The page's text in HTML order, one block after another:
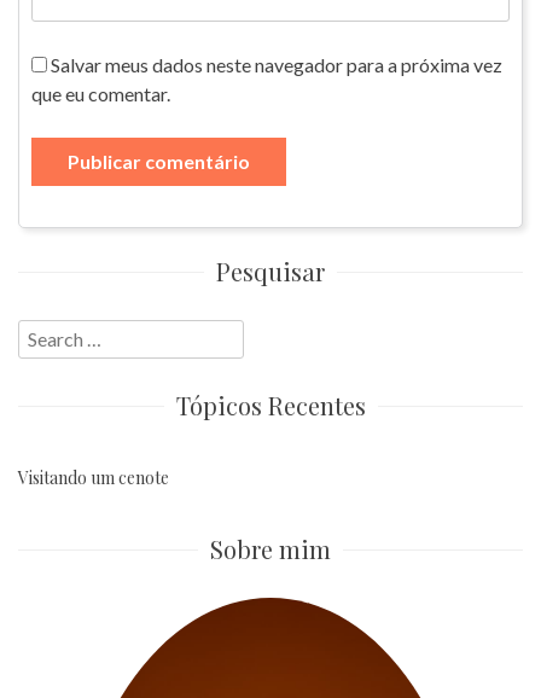
Salvar meus dados neste navegador para a próxima vez
que eu comentar.
Pesquisar
Search
for:
Tópicos Recentes
Visitando um cenote
Sobre mim